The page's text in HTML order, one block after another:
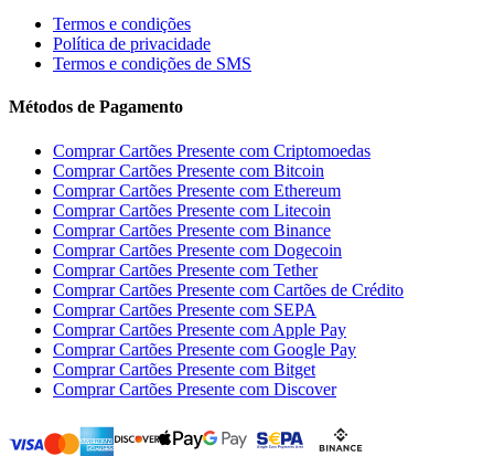
Termos e condições
Política de privacidade
Termos e condições de SMS
Métodos de Pagamento
Comprar Cartões Presente com Criptomoedas
Comprar Cartões Presente com Bitcoin
Comprar Cartões Presente com Ethereum
Comprar Cartões Presente com Litecoin
Comprar Cartões Presente com Binance
Comprar Cartões Presente com Dogecoin
Comprar Cartões Presente com Tether
Comprar Cartões Presente com Cartões de Crédito
Comprar Cartões Presente com SEPA
Comprar Cartões Presente com Apple Pay
Comprar Cartões Presente com Google Pay
Comprar Cartões Presente com Bitget
Comprar Cartões Presente com Discover